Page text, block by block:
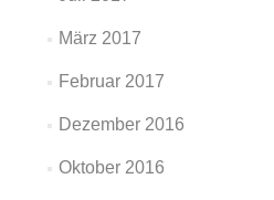
März 2017
Februar 2017
Dezember 2016
Oktober 2016